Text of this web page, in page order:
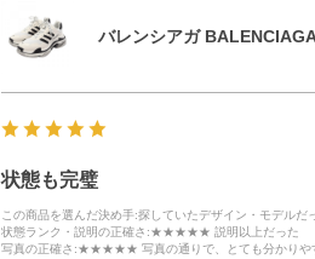
バレンシアガ
状態も完璧
この商品を選んだ決め手:探していたデザイン・モデルだ
状態ランク・説明の正確さ :★★★★★ 説明以上だった
写真の正確さ :★★★★★ 写真の通りで、とても分かりや